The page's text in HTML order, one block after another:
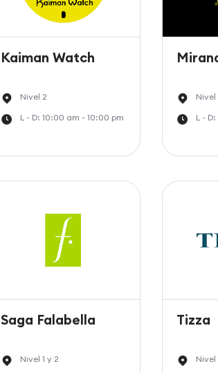
Kaiman Watch
Nivel 2
L - D: 10:00 am - 10:00 pm
Nivel
L -
Saga Falabella
Nivel 1 y 2
Tizza
Nivel